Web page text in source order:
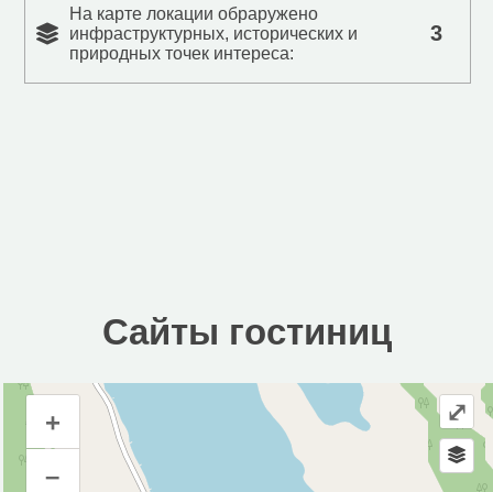
На карте локации обраружено
инфраструктурных, исторических и
природных точек интереса:
3
Сайты гостиниц
Сайты гостиниц
+
–
⤢